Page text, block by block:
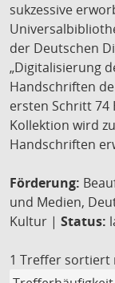
sukzessive
der Deutschen
„Digitalisierung
Handschriften
ersten Schritt
Kollektion wird
Handschriften
Förderung:
und Medien,
Kultur | Status:
1 Treffer sortiert